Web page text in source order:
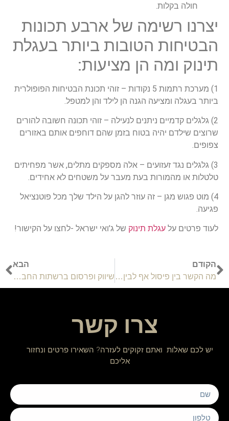
חולה בקלות.
יצרנו רשימה של ארבע תכונות
הבטיחות הטובות ביותר בעגלת
תינוק ומה הן מציעות:
1
) מערכת רתמות 5 נקודות – זוהי תכונת הבטיחות הפופולרית
ביותר בעגלה ומציעה הגנה הן לילד והן למטפל.
2) גלגלים קדמיים ניתנים לנעילה – זוהי תכונה חשובה להורים
שרוצים שילדם יהיה בטוח בזמן שהם דוחפים אותם באזורים
צפופים.
3) גלגלים נגד זעזועים – אלה מספקים מתלים, אשר מפחיתים
טלטלות או מהמורות בעת מעבר על משטחים לא אחידים.
4) מוט פגוש מגן – זה עוזר להגן על הילד שלך מכל פוטנציאל
פגיעה.
לעוד פרטים על עגלת תינוק של ג'ואי ישראל -לחצו על הקישור!
הקודם
מה הקשר בין פיסול אף לבין דימוי עצמי?
הבא
שיווק ופרסום ברשתות החברתיות
צרו קשר
יש לכם שאלות ואתם זקוקים לעזרה? השאירו פרטים ונחזור
אליכם